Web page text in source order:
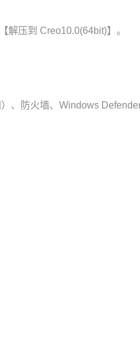
解压到 Creo10.0(64bit)】。
、防火墙、Windows